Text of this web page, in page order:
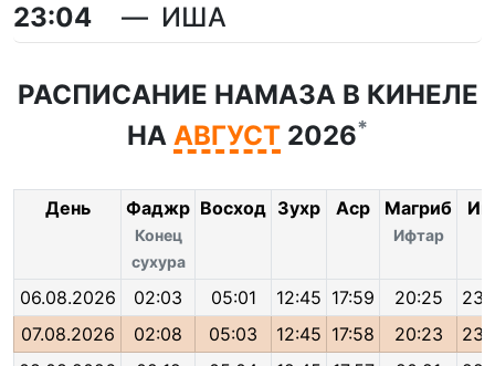
23:04 ИША
РАСПИСАНИЕ НАМАЗА В КИНЕЛЕ
НА АВГУСТ 2026*
День Фаджр
Конец
сухура
Восход Зухр Аср Магриб
Ифтар
06.08.2026 02:03 05:01 12:45 17:59 20:25
07.08.2026
02:08 05:03 12:45 17:58 20:23